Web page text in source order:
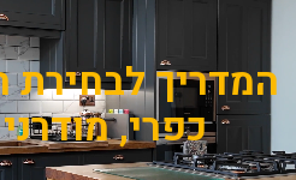
המדריך
כפרי,